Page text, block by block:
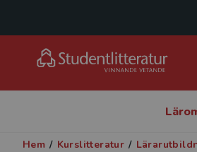
Hem / Kurslitteratur /